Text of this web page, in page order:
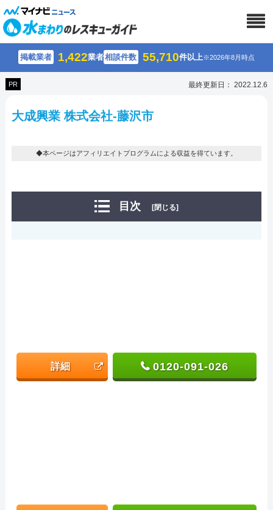
掲載業者 1,422業者相談件数 55,710件以上※2026年8月時点
PR 最終更新日： 2022.12.6
大成興業 株式会社-藤沢市
◆本ページはアフィリエイトプログラムによる収益を得ています。
目次 [閉じる]
詳細 0120-091-026